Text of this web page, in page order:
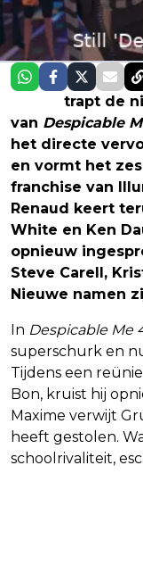
trapt de
van Despicable
het directe
en vormt het
franchise van
Renaud keert
White en Ken
opnieuw
Steve Carell,
Nieuwe namen
In Despicable Me
superschurk en
Tijdens een
Bon, kruist hij
Maxime verwijt
heeft gestolen.
schoolrivaliteit,